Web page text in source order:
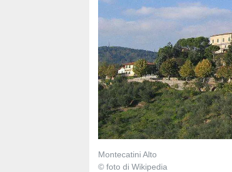
Montecatini Alto
© foto di Wikipedia